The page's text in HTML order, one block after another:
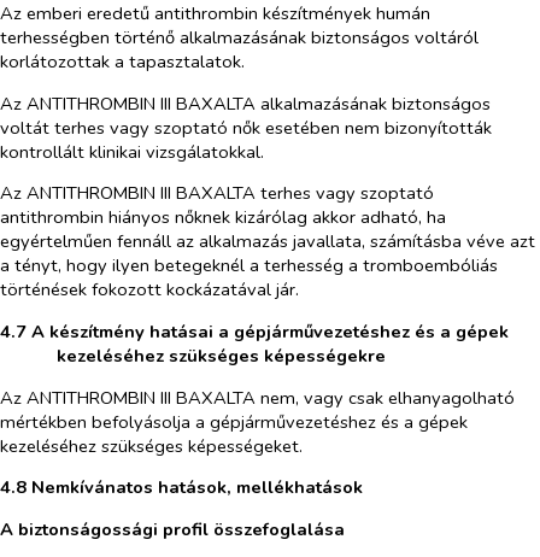
Az emberi eredetű antithrombin készítmények humán
terhességben történő alkalmazásának biztonságos voltáról
korlátozottak a tapasztalatok.
Az ANTITHROMBIN III BAXALTA alkalmazásának biztonságos
voltát terhes vagy szoptató nők esetében nem bizonyították
kontrollált klinikai vizsgálatokkal.
Az ANTITHROMBIN III BAXALTA terhes vagy szoptató
antithrombin hiányos nőknek kizárólag akkor adható, ha
egyértelműen fennáll az alkalmazás javallata, számításba véve azt
a tényt, hogy ilyen betegeknél a terhesség a tromboembóliás
történések fokozott kockázatával jár.
4.7 A készítmény hatásai a gépjárművezetéshez és a gépek
kezeléséhez szükséges képességekre
Az ANTITHROMBIN III BAXALTA nem, vagy csak elhanyagolható
mértékben befolyásolja a gépjárművezetéshez és a gépek
kezeléséhez szükséges képességeket.
4.8 Nemkívánatos hatások, mellékhatások
A biztonságossági profil összefoglalása